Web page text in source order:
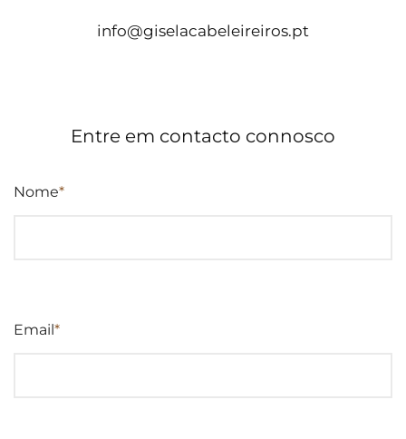
info@giselacabeleireiros.pt
Entre em contacto connosco
Nome*
Email*